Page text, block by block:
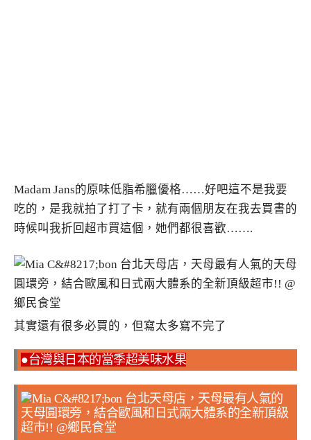
Madam Jans的原味低脂希臘優格……好吧這不是我要
吃的，是我就拍了打了卡，就有兩個朋友在我去買書的
時候叫我折回超市買這個，她們都很喜歡…….
其實還有很多必買的，但寫太多寫不完了
●台灣與日本的當季超美味水果